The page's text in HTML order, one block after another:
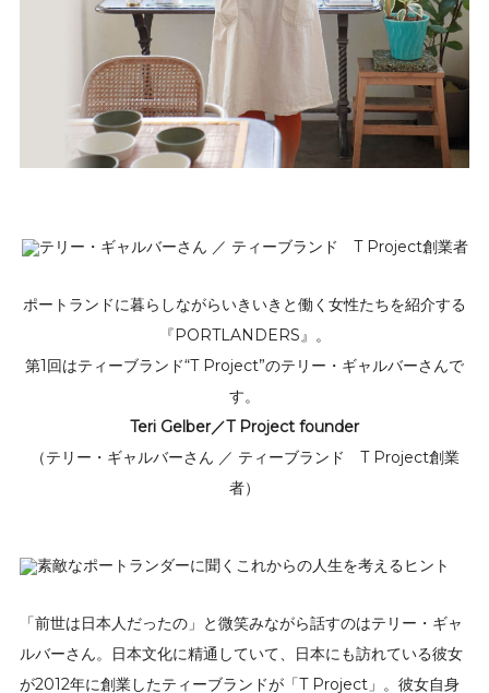
ポートランドに暮らしながらいきいきと働く女性たちを紹介する
『PORTLANDERS』。
第1回はティーブランド“T Project”のテリー・ギャルバーさんで
す。
Teri Gelber／T Project founder
（テリー・ギャルバーさん ／ ティーブランド T Project創業
者）
「前世は日本人だったの」と微笑みながら話すのはテリー・ギャ
ルバーさん。日本文化に精通していて、日本にも訪れている彼女
が2012年に創業したティーブランドが「T Project」。彼女自身